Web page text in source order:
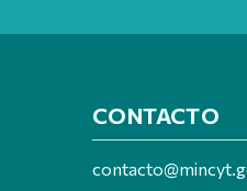
CONTACTO